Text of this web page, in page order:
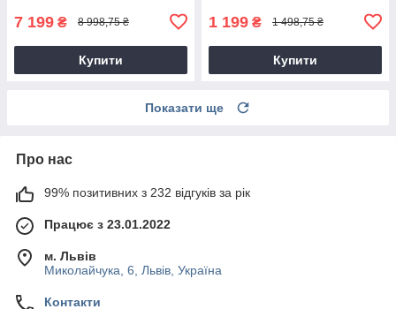
7 199 ₴ 8 998,75 ₴
Купити
1 199 ₴ 1 498,75 ₴
Купити
Показати ще
Про нас
99% позитивних з 232 відгуків за рік
Працює з 23.01.2022
м. Львів
Миколайчука, 6, Львів, Україна
Контакти